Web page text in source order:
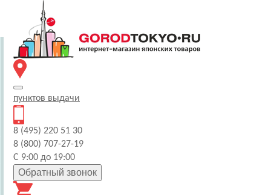
пунктов выдачи
8 (495) 220 51 30
8 (800) 707-27-19
С 9:00 до 19:00
Обратный звонок